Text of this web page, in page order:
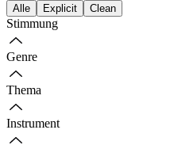
Alle Explicit Clean
Stimmung
Genre
Thema
Instrument